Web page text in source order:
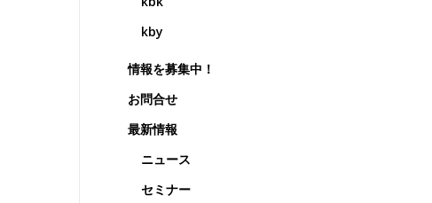
kby
情報を募集中！
お問合せ
最新情報
ニュース
セミナー